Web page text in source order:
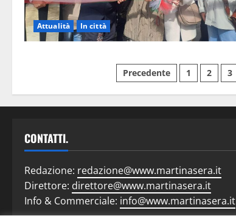
Attualità In città
Precedente 1 2 3
CONTATTI.
Redazione: redazione@www.martinasera.it
Direttore: direttore@www.martinasera.it
Info & Commerciale: info@www.martinasera.it